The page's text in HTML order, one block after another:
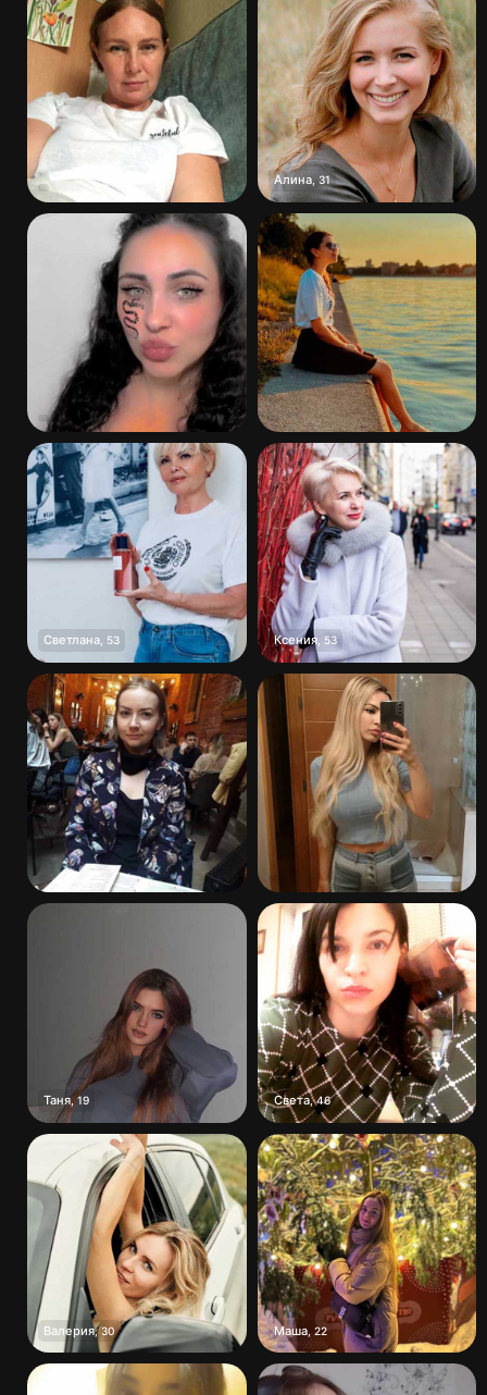
Алина, 31
Светлана 53 Ксения, 53
Таня,19 Света,46
Валерия,30 Маша, 22